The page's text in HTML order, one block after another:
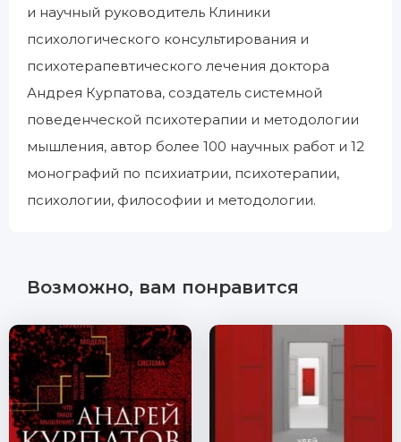
и научный руководитель Клиники
психологического консультирования и
психотерапевтического лечения доктора
Андрея Курпатова, создатель системной
поведенческой психотерапии и методологии
мышления, автор более 100 научных работ и 12
монографий по психиатрии, психотерапии,
психологии, философии и методологии.
Возможно, вам понравится